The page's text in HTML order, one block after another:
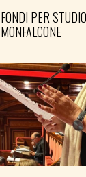
FONDI PER
MONFALCONE